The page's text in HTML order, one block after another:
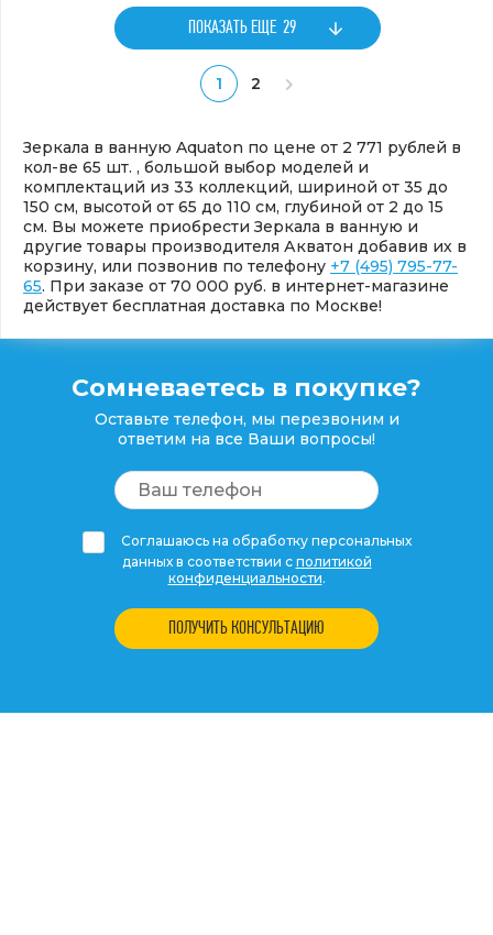
ПОКАЗАТЬ ЕЩЕ 29
1 2
Зеркала в ванную Aquaton по цене от 2 771 рублей в
кол-ве 65 шт. , большой выбор моделей и
комплектаций из 33 коллекций, шириной от 35 до
150 см, высотой от 65 до 110 см, глубиной от 2 до 15
см. Вы можете приобрести Зеркала в ванную и
другие товары производителя Акватон добавив их в
корзину, или позвонив по телефону +7 (495) 795-77-
65. При заказе от 70 000 руб. в интернет-магазине
действует бесплатная доставка по Москве!
Сомневаетесь в покупке?
Оставьте телефон, мы перезвоним и
ответим на все Ваши вопросы!
Соглашаюсь на обработку персональных
данных в соответствии с политикой
конфиденциальности.
ПОЛУЧИТЬ КОНСУЛЬТАЦИЮ